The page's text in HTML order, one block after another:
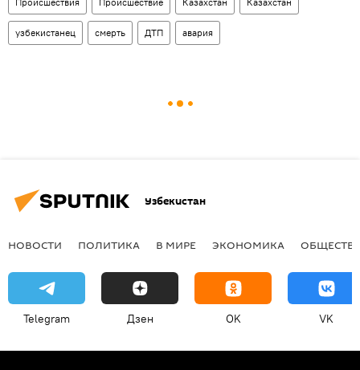
узбекистанец смерть ДТП авария
Узбекистан
НОВОСТИ ПОЛИТИКА В МИРЕ ЭКОНОМИКА
Telegram Дзен OK VK